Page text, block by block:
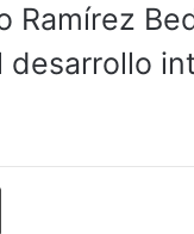
Ramírez
Imprimir